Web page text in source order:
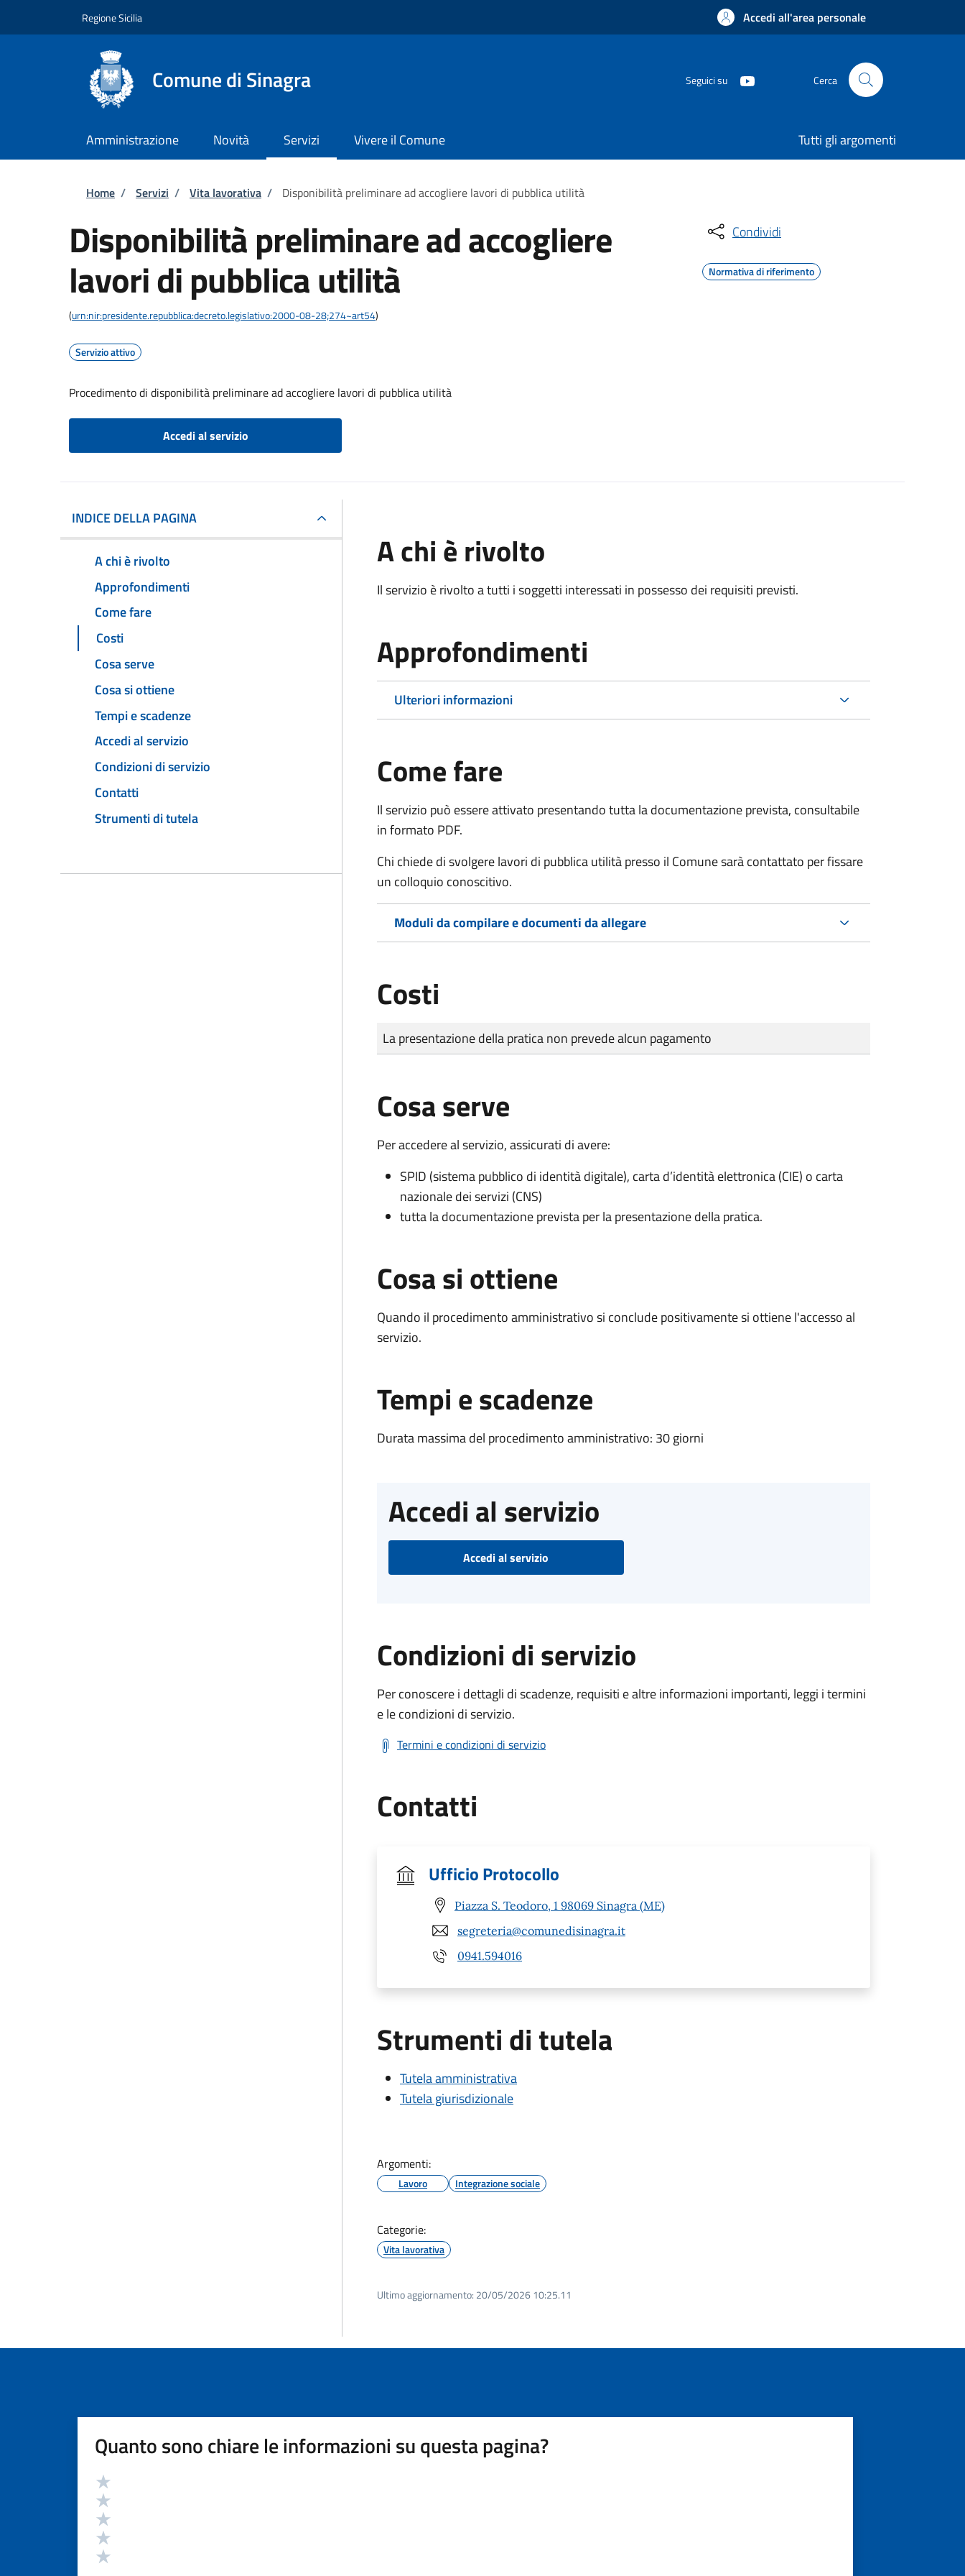
Regione Sicilia Accedi all'area personale
Comune di Sinagra Seguici su Cerca
Amministrazione Novità Servizi Vivere il Comune Tutti gli argomenti
Briciole di pane
Home / Servizi / Vita lavorativa / Disponibilità preliminare ad accogliere lavori di pubblica utilità
Disponibilità preliminare ad accogliere
lavori di pubblica utilità
(urn:nir:presidente.repubblica:decreto.legislativo:2000-08-28;274~art54)
Servizio attivo
Procedimento di disponibilità preliminare ad accogliere lavori di pubblica utilità
Accedi al servizio
Condividi
Normativa di riferimento
INDICE DELLA PAGINA
A chi è rivolto
Approfondimenti
Come fare
Costi
Cosa serve
Cosa si ottiene
Tempi e scadenze
Accedi al servizio
Condizioni di servizio
Contatti
Strumenti di tutela
A chi è rivolto
Il servizio è rivolto a tutti i soggetti interessati in possesso dei requisiti previsti.
Approfondimenti
Ulteriori informazioni
Come fare
Il servizio può essere attivato presentando tutta la documentazione prevista, consultabile
in formato PDF.
Chi chiede di svolgere lavori di pubblica utilità presso il Comune sarà contattato per fissare
un colloquio conoscitivo.
Moduli da compilare e documenti da allegare
Costi
Tipo di pagamento
Importo
La presentazione della pratica non prevede alcun pagamento
Cosa serve
Per accedere al servizio, assicurati di avere:
SPID (sistema pubblico di identità digitale), carta d’identità elettronica (CIE) o carta
nazionale dei servizi (CNS)
tutta la documentazione prevista per la presentazione della pratica.
Cosa si ottiene
Quando il procedimento amministrativo si conclude positivamente si ottiene l'accesso al
servizio.
Tempi e scadenze
Durata massima del procedimento amministrativo: 30 giorni
Accedi al servizio
Accedi al servizio
Condizioni di servizio
Per conoscere i dettagli di scadenze, requisiti e altre informazioni importanti, leggi i termini
e le condizioni di servizio.
Termini e condizioni di servizio
Contatti
Ufficio Protocollo
Piazza S. Teodoro, 1 98069 Sinagra (ME)
segreteria@comunedisinagra.it
0941.594016
Strumenti di tutela
Tutela amministrativa
Tutela giurisdizionale
Argomenti:
Lavoro Integrazione sociale
Categorie:
Vita lavorativa
Ultimo aggiornamento: 20/05/2026 10:25.11
Quanto sono chiare le informazioni su questa pagina?
Valutazione